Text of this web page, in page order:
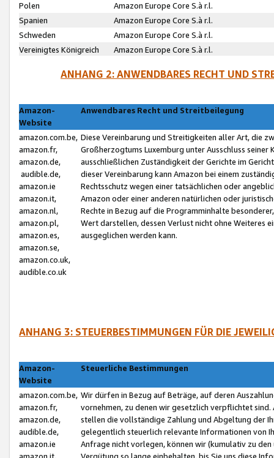
Polen
Amazon Europe Core S.à r.l.
Spanien
Amazon Europe Core S.à r.l.
Schweden
Amazon Europe Core S.à r.l.
Vereinigtes Königreich
Amazon Europe Core S.à r.l.
ANHANG 2: ANWENDBARES RECHT UND
Amazon-
Website
Anwendbares Recht und Streitbeilegung
amazon.com.be,
amazon.fr,
amazon.de,
audible.de,
amazon.ie
amazon.it,
amazon.nl,
amazon.pl,
amazon.es,
amazon.se,
amazon.co.uk,
audible.co.uk
Diese Vereinbarung und Streitigkeiten aller Art, die
Großherzogtums Luxemburg unter Ausschluss
ausschließlichen Zuständigkeit der Gerichte im
dieser Vereinbarung kann Amazon bei einem
Rechtsschutz wegen einer tatsächlichen oder
Amazon oder einer anderen natürlichen oder
Rechte in Bezug auf die Programminhalte
Wert darstellen, dessen Verlust nicht ohne Weiteres
ausgeglichen werden kann.
ANHANG 3: STEUERBESTIMMUNGEN FÜR DIE
Amazon-
Website
Steuerliche Bestimmungen
amazon.com.be,
amazon.fr,
amazon.de,
audible.de,
amazon.ie
amazon.it,
Wir dürfen in Bezug auf Beträge, auf deren
vornehmen, zu denen wir gesetzlich verpflichtet
stellen die vollständige Zahlung und Abgeltung der
gelegentlich steuerlich relevante Informationen von
Anfrage nicht vorlegen, können wir (kumulativ zu
Vergütung so lange einbehalten, bis Sie uns diese